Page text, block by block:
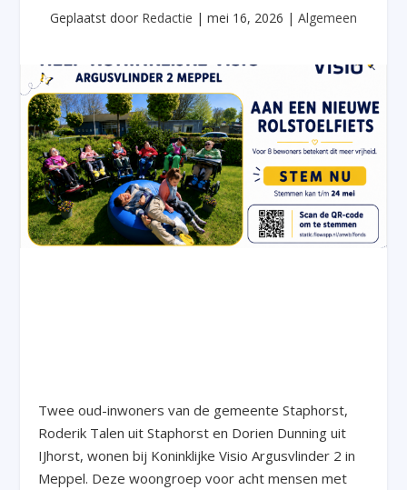
Geplaatst door Redactie | mei 16, 2026 | Algemeen
Twee oud-inwoners van de gemeente Staphorst,
Roderik Talen uit Staphorst en Dorien Dunning uit
IJhorst, wonen bij Koninklijke Visio Argusvlinder 2 in
Meppel. Deze woongroep voor acht mensen met